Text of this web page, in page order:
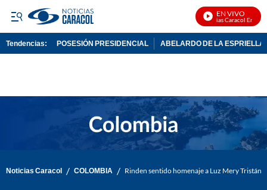
EN VIVO
Noticias Caracol En Vivo
Tendencias: POSESIÓN PRESIDENCIAL ABELARDO DE LA ESPRIELLA
Noticias Caracol / COLOMBIA / Rinden sentido homenaje a Luz Mery